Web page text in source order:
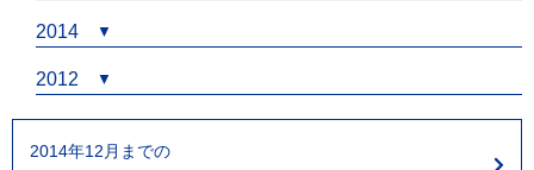
2014
2012
2014年12月までの